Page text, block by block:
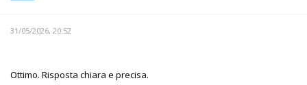
31/05/2026, 20:52
Ottimo. Risposta chiara e precisa.